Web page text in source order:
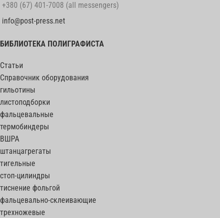
+380 (67) 401-7008 (all messengers)
info@post-press.net
БИБЛИОТЕКА ПОЛИГРАФИСТА
Статьи
Справочник оборудования
гильотины
листоподборки
фальцевальные
термобиндеры
ВШРА
штанцагрегаты
тигельные
стоп-цилиндры
тиснение фольгой
фальцевально-склеивающие
трехножевые